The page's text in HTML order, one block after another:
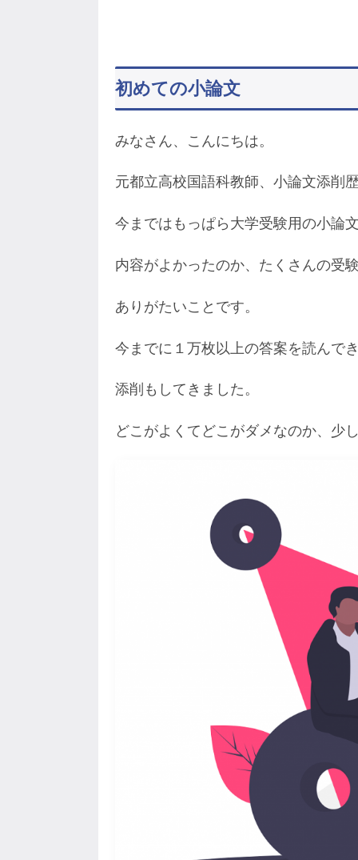
初めての小論文
みなさん、こんにちは。
元都立高校国語科教師、小論文添削
今まではもっぱら大学受験用の小論
内容がよかったのか、たくさんの受
ありがたいことです。
今までに１万枚以上の答案を読んで
添削もしてきました。
どこがよくてどこがダメなのか、少